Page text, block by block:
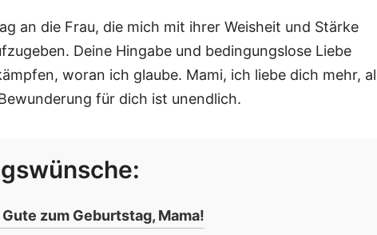
an die Frau, die mich mit ihrer Weisheit und Stärke
Deine Hingabe und bedingungslose Liebe
woran ich glaube. Mami, ich liebe dich mehr,
für dich ist unendlich.
zum Geburtstag, Mama!